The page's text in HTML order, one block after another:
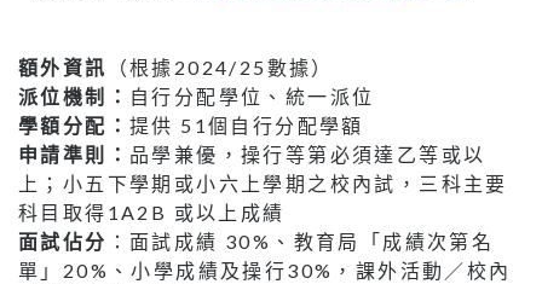
額外資訊
（根據2024/25數據）
派位機制： 自行分配學位、統一派位
學額分配： 提供 51個自行分配學額
申請準則： 品學兼優，操行等第必須達乙等或以
上；小五下學期或小六上學期之校內試，三科主要
科目取得1A2B 或以上成績
面試佔分 ：面試成績 30%、教育局「成績次第名
單」20%、小學成績及操行30%，課外活動／校內